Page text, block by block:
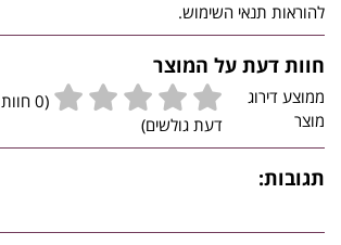
להוראות תנאי השימוש.
חוות דעת על המוצר
ממוצע דירוג
מוצר
(0 חוות
דעת גולשים)
תגובות: